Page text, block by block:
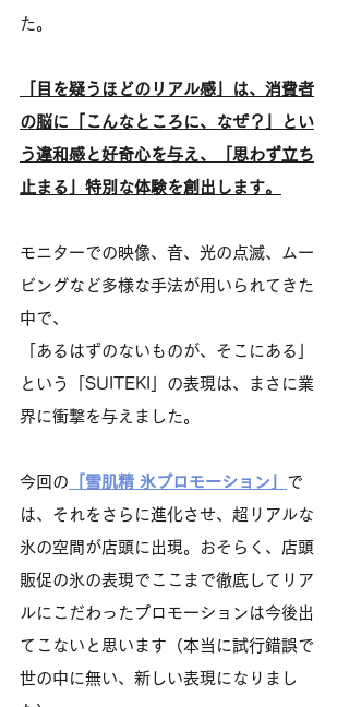
た。
「目を疑うほどのリアル感」は、消費者
の脳に「こんなところに、なぜ？」とい
う違和感と好奇心を与え、「思わず立ち
止まる」特別な体験を創出します。
モニターでの映像、音、光の点滅、ムー
ビングなど多様な手法が用いられてきた
中で、
「あるはずのないものが、そこにある」
という「SUITEKI」の表現は、まさに業
界に衝撃を与えました。
今回の 「雪肌精 氷プロモーション」 で
は、それをさらに進化させ、超リアルな
氷の空間が店頭に出現。おそらく、店頭
販促の氷の表現でここまで徹底してリア
ルにこだわったプロモーションは今後出
てこないと思います（本当に試行錯誤で
世の中に無い、新しい表現になりまし